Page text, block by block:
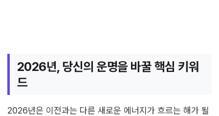
2026년, 당신의 운명을 바꿀 핵심 키워
드
2026년은 이전과는 다른 새로운 에너지가 흐르는 해가 될